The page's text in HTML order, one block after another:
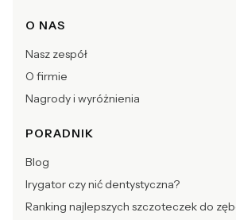
O NAS
Nasz zespół
O firmie
Nagrody i wyróżnienia
PORADNIK
Blog
Irygator czy nić dentystyczna?
Ranking najlepszych szczoteczek do